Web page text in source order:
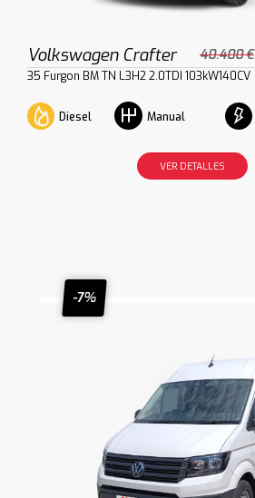
Volkswagen Crafter 40.400 €
35 Furgon BM TN L3H2 2.0TDI 103kW140CV
Diesel Manual
VER DETALLES
-7%